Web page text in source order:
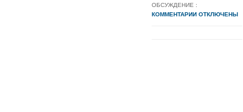
ОБСУЖДЕНИЕ :
КОММЕНТАРИИ ОТКЛЮЧЕНЫ